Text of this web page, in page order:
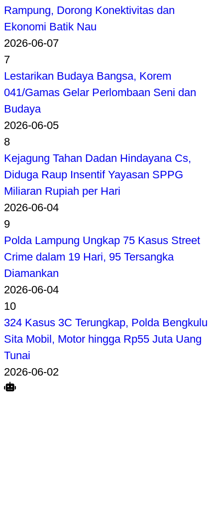
Rampung, Dorong Konektivitas dan
Ekonomi Batik Nau
2026-06-07
7
Lestarikan Budaya Bangsa, Korem
041/Gamas Gelar Perlombaan Seni dan
Budaya
2026-06-05
8
Kejagung Tahan Dadan Hindayana Cs,
Diduga Raup Insentif Yayasan SPPG
Miliaran Rupiah per Hari
2026-06-04
9
Polda Lampung Ungkap 75 Kasus Street
Crime dalam 19 Hari, 95 Tersangka
Diamankan
2026-06-04
10
324 Kasus 3C Terungkap, Polda Bengkulu
Sita Mobil, Motor hingga Rp55 Juta Uang
Tunai
2026-06-02